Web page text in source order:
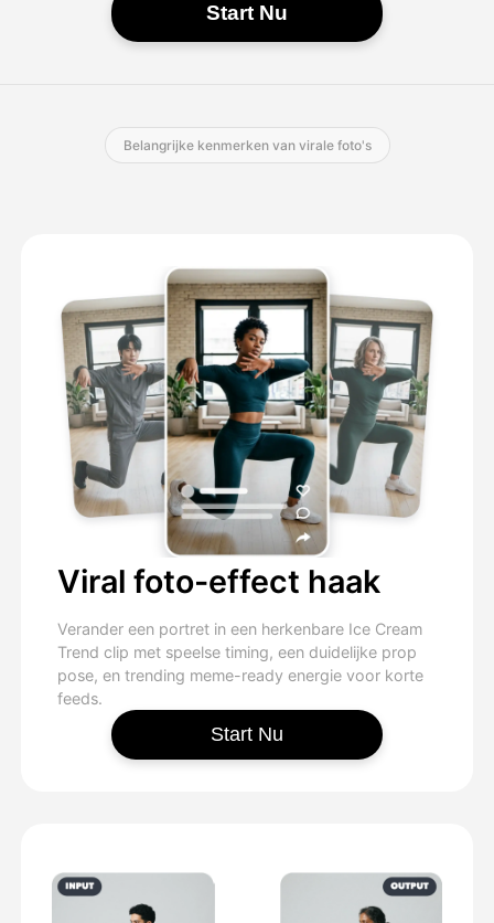
Start Nu
Belangrijke kenmerken van virale foto's
Viral foto-effect haak
Verander een portret in een herkenbare Ice Cream
Trend clip met speelse timing, een duidelijke prop
pose, en trending meme-ready energie voor korte
feeds.
Start Nu